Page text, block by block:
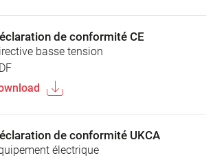
de conformité CE
basse tension
de conformité UKCA
électrique